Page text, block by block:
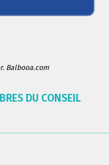
Balbooa.com
DU CONSEIL